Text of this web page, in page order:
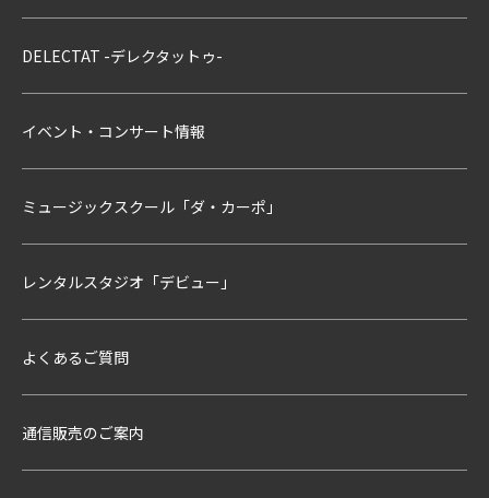
DELECTAT -デレクタットゥ-
イベント・コンサート情報
ミュージックスクール「ダ・カーポ」
レンタルスタジオ「デビュー」
よくあるご質問
通信販売のご案内